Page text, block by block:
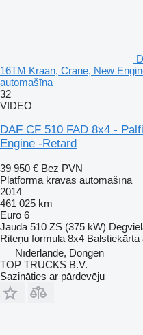
16TM Kraan, Crane, New
automašīna
32
VIDEO
DAF CF 510 FAD 8x4 -
Engine -Retard
39 950 € Bez PVN
Platforma kravas automašīna
2014
461 025 km
Euro 6
Jauda 510 ZS (375 kW)
Riteņu formula 8x4 Balstiekārta
Nīderlande, Dongen
TOP TRUCKS B.V.
Sazināties ar pārdevēju